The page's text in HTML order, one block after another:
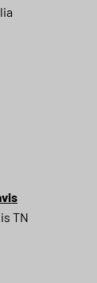
TN